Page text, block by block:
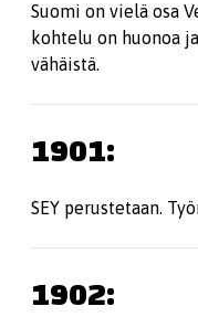
Suomi on vielä osa
kohtelu on huonoa
vähäistä.
1901:
SEY perustetaan.
1902: